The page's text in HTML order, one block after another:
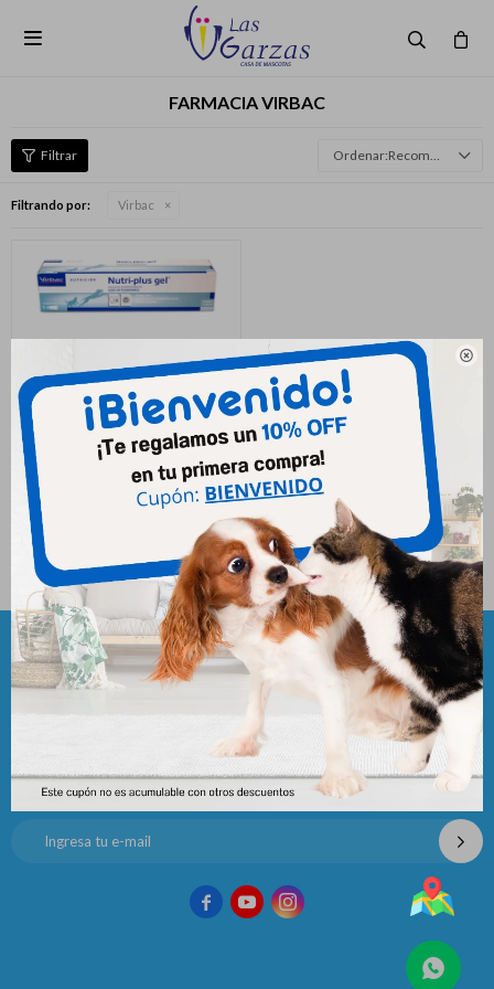


FARMACIA VIRBAC
Recomendados
Filtrando por: Virbac
Nutriplus Gel
Newsletter
¡Suscribite y recibí todas nuestras novedades!
  